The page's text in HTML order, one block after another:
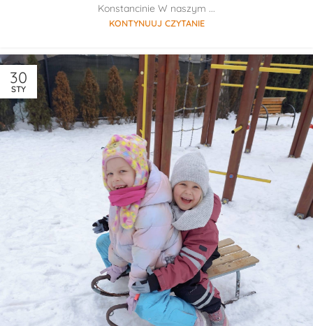
Konstancinie W naszym ...
KONTYNUUJ CZYTANIE
30
STY